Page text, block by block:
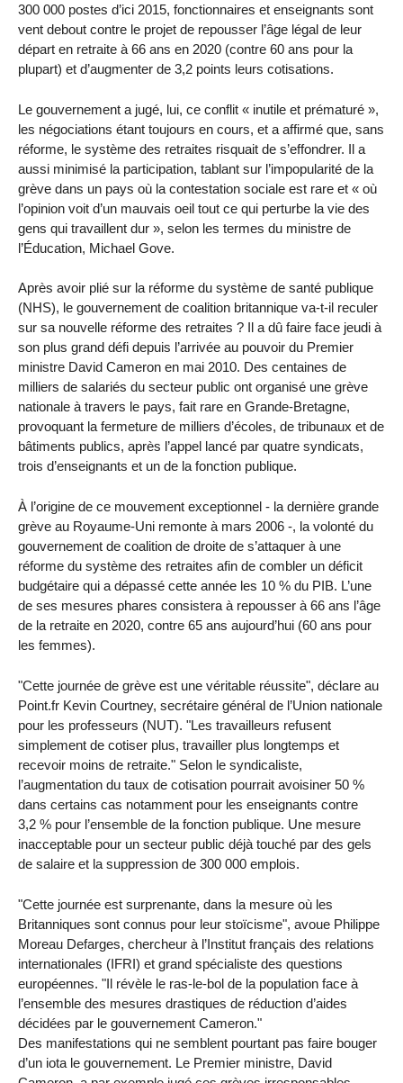
300 000 postes d’ici 2015, fonctionnaires et enseignants sont
vent debout contre le projet de repousser l’âge légal de leur
départ en retraite à 66 ans en 2020 (contre 60 ans pour la
plupart) et d’augmenter de 3,2 points leurs cotisations.
Le gouvernement a jugé, lui, ce conflit « inutile et prématuré »,
les négociations étant toujours en cours, et a affirmé que, sans
réforme, le système des retraites risquait de s’effondrer. Il a
aussi minimisé la participation, tablant sur l’impopularité de la
grève dans un pays où la contestation sociale est rare et « où
l’opinion voit d’un mauvais oeil tout ce qui perturbe la vie des
gens qui travaillent dur », selon les termes du ministre de
l’Éducation, Michael Gove.
Après avoir plié sur la réforme du système de santé publique
(NHS), le gouvernement de coalition britannique va-t-il reculer
sur sa nouvelle réforme des retraites ? Il a dû faire face jeudi à
son plus grand défi depuis l’arrivée au pouvoir du Premier
ministre David Cameron en mai 2010. Des centaines de
milliers de salariés du secteur public ont organisé une grève
nationale à travers le pays, fait rare en Grande-Bretagne,
provoquant la fermeture de milliers d’écoles, de tribunaux et de
bâtiments publics, après l’appel lancé par quatre syndicats,
trois d’enseignants et un de la fonction publique.
À l’origine de ce mouvement exceptionnel - la dernière grande
grève au Royaume-Uni remonte à mars 2006 -, la volonté du
gouvernement de coalition de droite de s’attaquer à une
réforme du système des retraites afin de combler un déficit
budgétaire qui a dépassé cette année les 10 % du PIB. L’une
de ses mesures phares consistera à repousser à 66 ans l’âge
de la retraite en 2020, contre 65 ans aujourd’hui (60 ans pour
les femmes).
"Cette journée de grève est une véritable réussite", déclare au
Point.fr Kevin Courtney, secrétaire général de l’Union nationale
pour les professeurs (NUT). "Les travailleurs refusent
simplement de cotiser plus, travailler plus longtemps et
recevoir moins de retraite." Selon le syndicaliste,
l’augmentation du taux de cotisation pourrait avoisiner 50 %
dans certains cas notamment pour les enseignants contre
3,2 % pour l’ensemble de la fonction publique. Une mesure
inacceptable pour un secteur public déjà touché par des gels
de salaire et la suppression de 300 000 emplois.
"Cette journée est surprenante, dans la mesure où les
Britanniques sont connus pour leur stoïcisme", avoue Philippe
Moreau Defarges, chercheur à l’Institut français des relations
internationales (IFRI) et grand spécialiste des questions
européennes. "Il révèle le ras-le-bol de la population face à
l’ensemble des mesures drastiques de réduction d’aides
décidées par le gouvernement Cameron."
Des manifestations qui ne semblent pourtant pas faire bouger
d’un iota le gouvernement. Le Premier ministre, David